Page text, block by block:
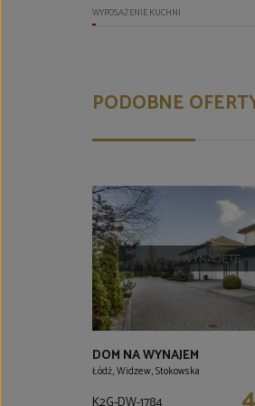
WYPOSAŻENIE KUCHNI
PODOBNE
DOM NA WYNAJEM
Łódź, Widzew, Stokowska